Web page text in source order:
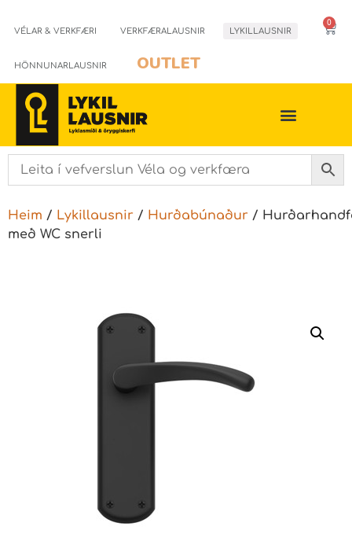
VÉLAR & VERKFÆRI VERKFÆRALAUSNIR LYKILLAUSNIR
HÖNNUNARLAUSNIR OUTLET
0
Heim / Lykillausnir / Hurðabúnaður /
með WC snerli